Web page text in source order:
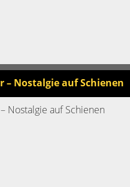
– Nostalgie auf Schienen
Nostalgie auf Schienen